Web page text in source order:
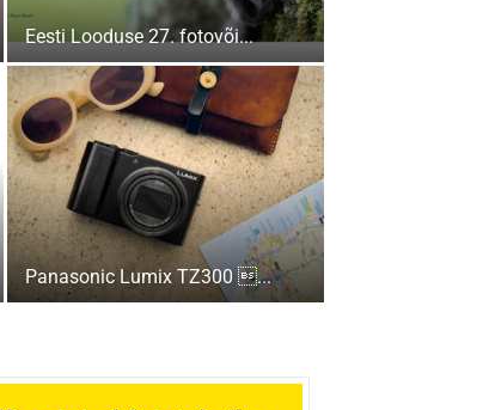
Eesti Looduse 27. fotovõi...
Panasonic Lumix TZ300 ...